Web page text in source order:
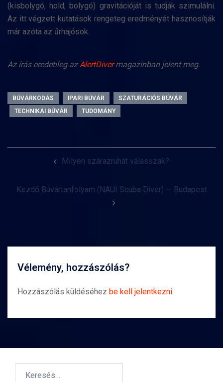
(kisbolygó, hold, bolygó) gravitációját is tudják szimulálni.
Az itt végzett kutatások rengeteg eredményét hasznosítják
már azóta az űrhajósok.
Az írás eredetileg az AlertDivermagazinban jelent meg.
BÚVÁRKODÁS IPARI BÚVÁR
SZATURÁCIÓS BÚVÁR
TECHNIKAI BÚVÁR
TUDOMÁNY
navigationMilyen szárazruhát válasszak?
Kezdő Búvártanfolyam (NAUI Scuba Diver) — Budapest
Vélemény, hozzászólás?
Hozzászólás küldéséhez be kell jelentkezni